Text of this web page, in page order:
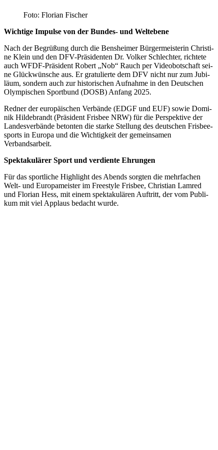
Foto: Flo­ri­an Fischer
Wich­ti­ge Impul­se von der Bun­des- und Weltebene
Nach der Begrü­ßung durch die Bens­hei­mer Bür­ger­meis­te­rin Chris­ti­
ne Klein und den DFV-Prä­si­den­ten Dr. Vol­ker Schlech­ter, rich­te­te
auch WFDF-Prä­si­dent Robert „Nob“ Rauch per Video­bot­schaft sei­
ne Glück­wün­sche aus. Er gra­tu­lier­te dem DFV nicht nur zum Jubi­
lä­um, son­dern auch zur his­to­ri­schen Auf­nah­me in den Deut­schen
Olym­pi­schen Sport­bund (DOSB) Anfang 2025.
Red­ner der euro­päi­schen Ver­bän­de (EDGF und EUF) sowie Domi­
nik Hil­de­brandt (Prä­si­dent Fris­bee NRW) für die Per­spek­ti­ve der
Lan­des­ver­bän­de beton­ten die star­ke Stel­lung des deut­schen Fris­bee­
s­ports in Euro­pa und die Wich­tig­keit der gemein­sa­men
Verbandsarbeit.
Spek­ta­ku­lä­rer Sport und ver­dien­te Ehrungen
Für das sport­li­che High­light des Abends sorg­ten die mehr­fa­chen
Welt- und Euro­pa­meis­ter im Free­style Fris­bee, Chris­ti­an Lam­red
und Flo­ri­an Hess, mit einem spek­ta­ku­lä­ren Auf­tritt, der vom Publi­
kum mit viel Applaus bedacht wurde.